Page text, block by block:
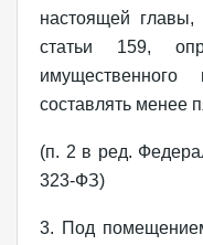
настоящей главы,
статьи 159,
составлять менее
(п. 2 в ред.
323-ФЗ)
3. Под